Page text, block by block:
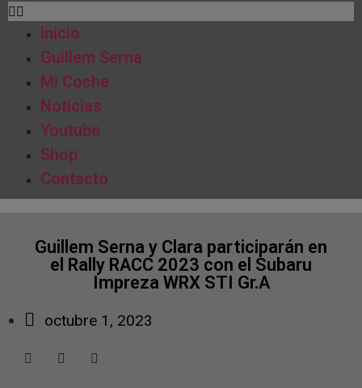
inicio
Guillem Serna
Mi Coche
Noticias
Youtube
Shop
Contacto
Guillem Serna y Clara participarán en
el Rally RACC 2023 con el Subaru
Impreza WRX STI Gr.A
octubre 1, 2023